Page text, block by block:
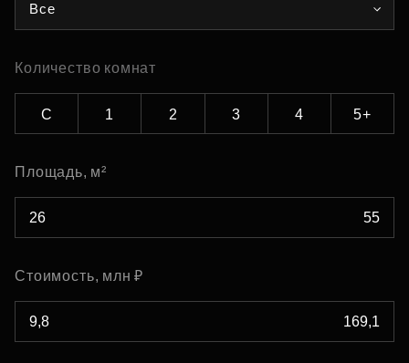
Все
Количество комнат
С 1 2 3 4 5+
Площадь, м²
Стоимость, млн ₽